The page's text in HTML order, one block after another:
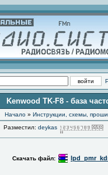
Kenwood TK-F8 - база
Начало » Инструкции, схемы,
Разместил: deykas
Скачать файл: